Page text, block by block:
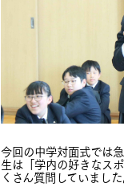
今回の中学対面式では
生は「学内の好きなス
くさん質問していました